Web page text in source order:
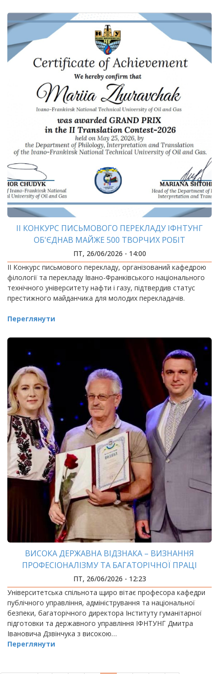
ІІ КОНКУРС ПИСЬМОВОГО ПЕРЕКЛАДУ ІФНТУНГ
ОБ'ЄДНАВ МАЙЖЕ 500 ТВОРЧИХ РОБІТ
ПТ, 26/06/2026 - 14:00
ІІ Конкурс письмового перекладу, організований кафедрою
філології та перекладу Івано-Франківського національного
технічного університету нафти і газу, підтвердив статус
престижного майданчика для молодих перекладачів.
Переглянути
ВИСОКА ДЕРЖАВНА ВІДЗНАКА – ВИЗНАННЯ
ПРОФЕСІОНАЛІЗМУ ТА БАГАТОРІЧНОЇ ПРАЦІ
ПТ, 26/06/2026 - 12:23
Університетська спільнота щиро вітає професора кафедри
публічного управління, адміністрування та національної
безпеки, багаторічного директора Інституту гуманітарної
підготовки та державного управління ІФНТУНГ Дмитра
Івановича Дзвінчука з високою…
Переглянути